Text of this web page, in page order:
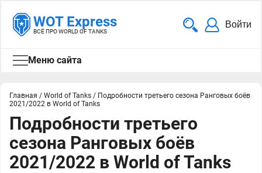
WOT Express
ВСЁ ПРО WORLD OF TANKS
Войти
Меню сайта
Главная / World of Tanks / Подробности третьего сезона Ранговых боёв
2021/2022 в World of Tanks
Подробности третьего
сезона Ранговых боёв
2021/2022 в World of Tanks